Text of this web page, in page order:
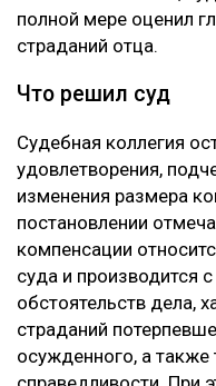
жалобе указывалось,
алкогольного
стал виновником
Кроме того,
то, что девушка
семью и реализовать
мнению заявителя,
полной мере оценил
страданий отца.
Что решил суд